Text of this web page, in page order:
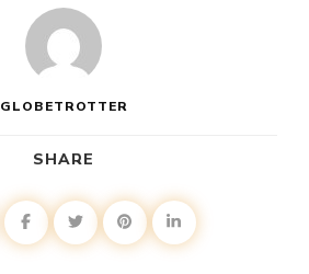
GLOBETROTTER
SHARE